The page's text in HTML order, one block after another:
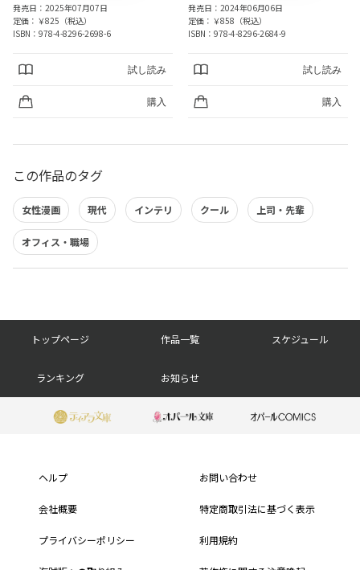
発売日：2025年07月07日
定価：￥825（税込）
ISBN：978-4-8296-2698-6
試し読み
購入
発売日：2024年06月06日
定価：￥858（税込）
ISBN：978-4-8296-2684-9
試し読み
購入
この作品のタグ
女性漫画 現代 インテリ クール 上司・先輩
オフィス・職場
タ
トップページ 作品一覧 スケジュール
ランキング お知らせ
ヘルプ お問い合わせ
会社概要 特定商取引法に基づく表示
プライバシーポリシー 利用規約